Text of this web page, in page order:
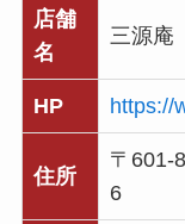
店舗
名
三源庵
HP https://
住所
〒601-
6